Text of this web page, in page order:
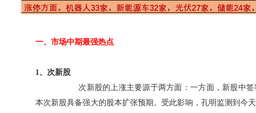
一、市场中期最强热点
1、次新股
次新股的上涨主要源于两方面：一方面，新股中
本次新股具备强大的股本扩张预期。受此影响，孔明监测到今